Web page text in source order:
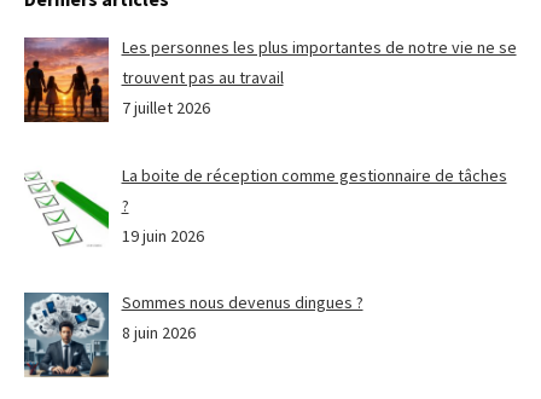
Les personnes les plus importantes de notre vie ne se
trouvent pas au travail
7 juillet 2026
La boite de réception comme gestionnaire de tâches
?
19 juin 2026
Sommes nous devenus dingues ?
8 juin 2026